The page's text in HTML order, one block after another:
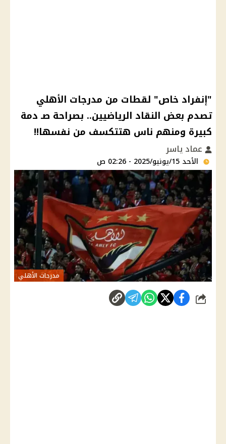
"إنفراد خاص" لقطات من مدرجات الأهلي
تصدم بعض النقاد الرياضيين.. بصراحة صـ دمة
كبيرة ومنهم ناس هتتكسف من نفسها!!
عماد ياسر
الأحد 15/يونيو/2025 - 02:26 ص
مدرجات الأهلي
شارك